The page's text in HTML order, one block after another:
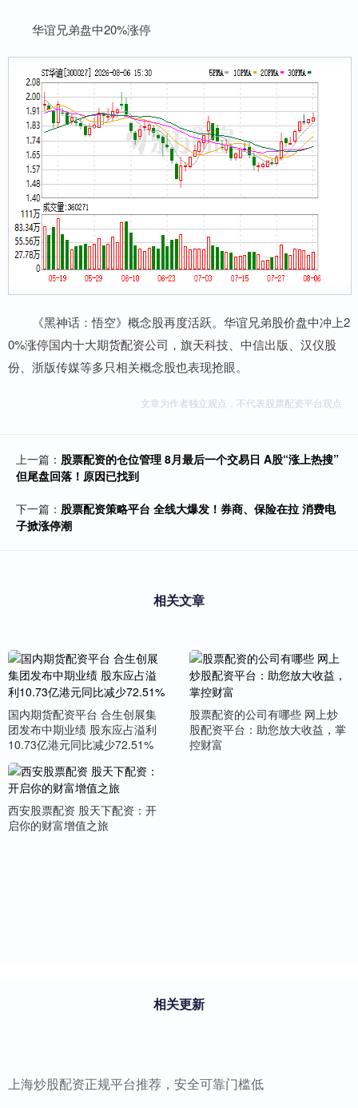
华谊兄弟盘中20%涨停
《黑神话：悟空》概念股再度活跃。华谊兄弟股价盘中冲上2
0%涨停国内十大期货配资公司，旗天科技、中信出版、汉仪股
份、浙版传媒等多只相关概念股也表现抢眼。
文章为作者独立观点，不代表股票配资平台观点
上一篇： 股票配资的仓位管理 8月最后一个交易日 A股“涨上热搜”
但尾盘回落！原因已找到
下一篇： 股票配资策略平台 全线大爆发！券商、保险在拉 消费电
子掀涨停潮
相关文章
国内期货配资平台 合生创展集
团发布中期业绩 股东应占溢利
10.73亿港元同比减少72.51%
股票配资的公司有哪些 网上炒
股配资平台：助您放大收益，掌
控财富
西安股票配资 股天下配资：开
启你的财富增值之旅
相关更新
上海炒股配资正规平台推荐，安全可靠门槛低